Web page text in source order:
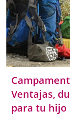
Ventajas,
para tu hijo